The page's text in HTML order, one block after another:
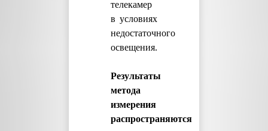
телекамер
в условиях
недостаточного
освещения.
Результаты
метода
измерения
распространяются